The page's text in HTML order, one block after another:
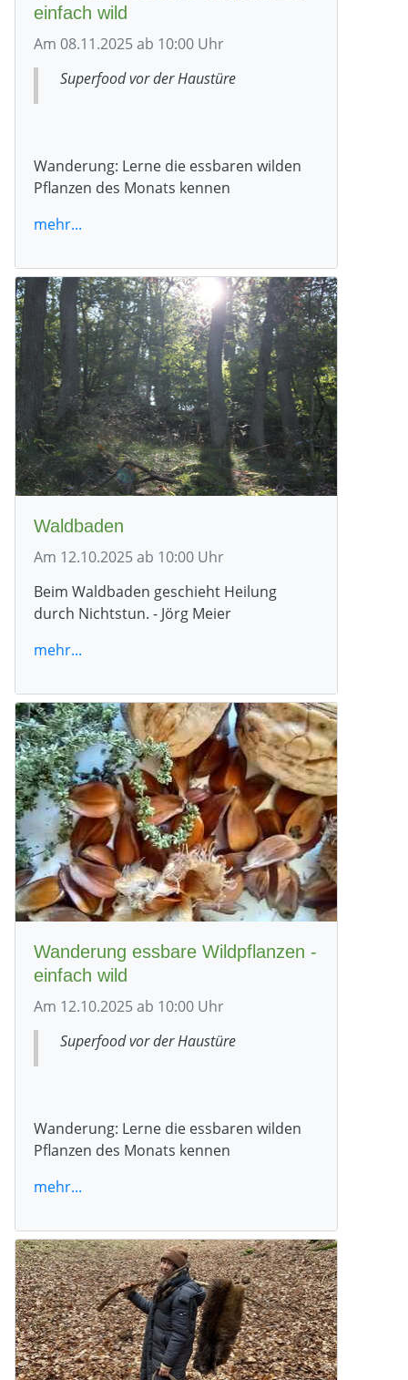
einfach wild
Am 08.11.2025 ab 10:00 Uhr
Superfood vor der Haustüre
Wanderung: Lerne die essbaren wilden
Pflanzen des Monats kennen
mehr...
Waldbaden
Am 12.10.2025 ab 10:00 Uhr
Beim Waldbaden geschieht Heilung
durch Nichtstun. - Jörg Meier
mehr...
Wanderung essbare Wildpflanzen -
einfach wild
Am 12.10.2025 ab 10:00 Uhr
Superfood vor der Haustüre
Wanderung: Lerne die essbaren wilden
Pflanzen des Monats kennen
mehr...